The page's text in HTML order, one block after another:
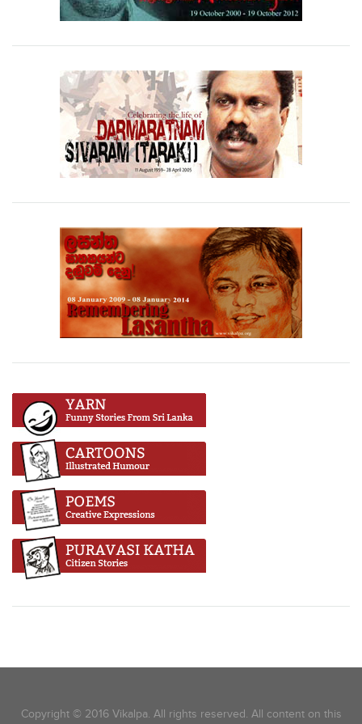
Copyright © 2016 Vikalpa. All rights reserved. All content on this